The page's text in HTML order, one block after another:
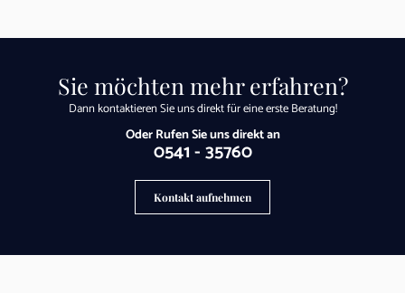
Sie möchten mehr erfahren?
Dann kontaktieren Sie uns direkt für eine erste Beratung!
Kontakt aufnehmen
Oder Rufen Sie uns direkt an
0541 - 35760